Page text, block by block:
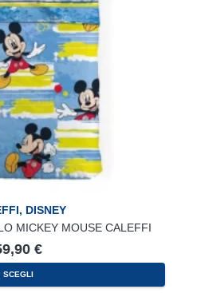
, DISNEY
MICKEY MOUSE CALEFFI
€
SCEGLI